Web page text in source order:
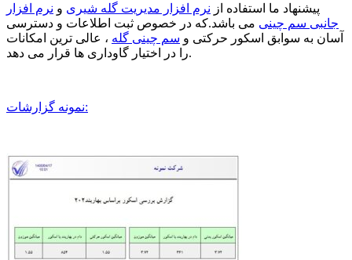
پیشنهاد ما استفاده از نرم افزار مدیریت گله شیری و نرم افزار
جانبی سم چینی می باشد.که در خصوص ثبت اطلاعات و دسترسی
آسان به سوابق اسکور حرکتی و سم چینی گله ، عالی ترین امکانات
را در اختیار گاوداری ها قرار می دهد.
نمونه گزارشات: